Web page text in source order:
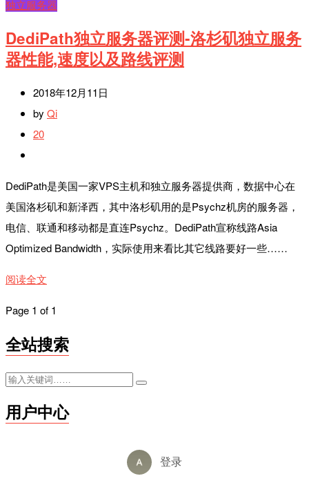
独立服务器
DediPath独立服务器评测-洛杉矶独立服务
器性能,速度以及路线评测
2018年12月11日
by Qi
20
DediPath是美国一家VPS主机和独立服务器提供商，数据中心在
美国洛杉矶和新泽西，其中洛杉矶用的是Psychz机房的服务器，
电信、联通和移动都是直连Psychz。DediPath宣称线路Asia
Optimized Bandwidth，实际使用来看比其它线路要好一些……
阅读全文
Page 1 of 1
全站搜索
用户中心
登录